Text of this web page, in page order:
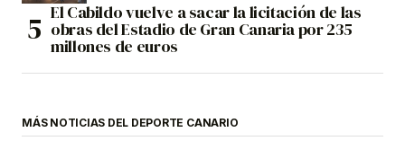
El Cabildo vuelve a sacar la licitación de las
obras del Estadio de Gran Canaria por 235
millones de euros
MÁS NOTICIAS DEL DEPORTE CANARIO